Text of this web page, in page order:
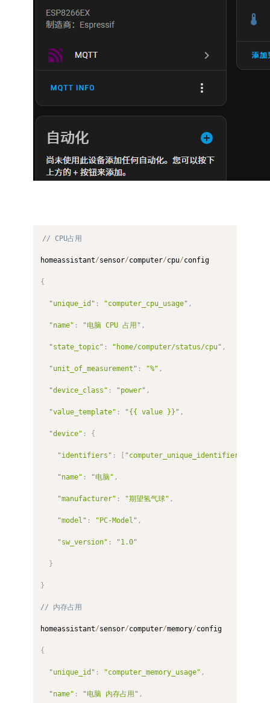
// CPU占用
homeassistant/sensor/computer/cpu/config
{
"unique_id" : "computer_cpu_usage" ,
"name" : "电脑 CPU 占用" ,
"state_topic" : "home/computer/status/cpu" ,
"unit_of_measurement" : "%" ,
"device_class" : "power" ,
"value_template" : "{{ value }}" ,
"device" : {
"identifiers" : [ "computer_unique_identifier"
"name" : "电脑" ,
"manufacturer" : "期望氢气球" ,
"model" : "PC-Model" ,
"sw_version" : "1.0"
}
}
// 内存占用
homeassistant/sensor/computer/memory/config
{
"unique_id" : "computer_memory_usage" ,
"name" : "电脑 内存占用" ,